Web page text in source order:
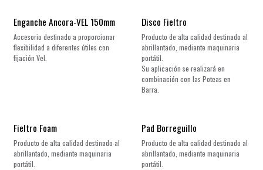
Enganche Ancora-VEL 150mm
Accesorio destinado a proporcionar
flexibilidad a diferentes útiles con
fijación Vel.
Disco Fieltro
Producto de alta calidad destinado al
abrillantado, mediante maquinaria
portátil.
Su aplicación se realizará en
combinación con las Poteas en
Barra.
Fieltro Foam
Producto de alta calidad destinado al
abrillantado, mediante maquinaria
portátil.
Pad Borreguillo
Producto de alta calidad destinado al
abrillantado, mediante maquinaria
portátil.